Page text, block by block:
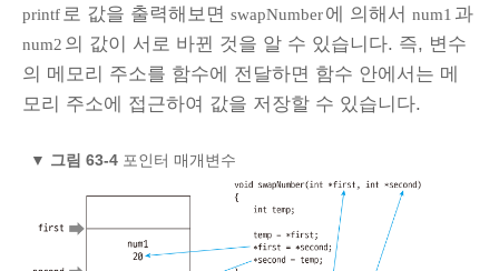
printf로 값을 출력해보면 swapNumber에 의해서 num1 과
num2 의 값이 서로 바뀐 것을 알 수 있습니다. 즉, 변수
의 메모리 주소를 함수에 전달하면 함수 안에서는 메
모리 주소에 접근하여 값을 저장할 수 있습니다.
▼ 그림 63‑4 포인터 매개변수